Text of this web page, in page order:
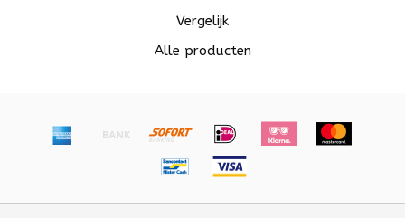
Vergelijk
Alle producten